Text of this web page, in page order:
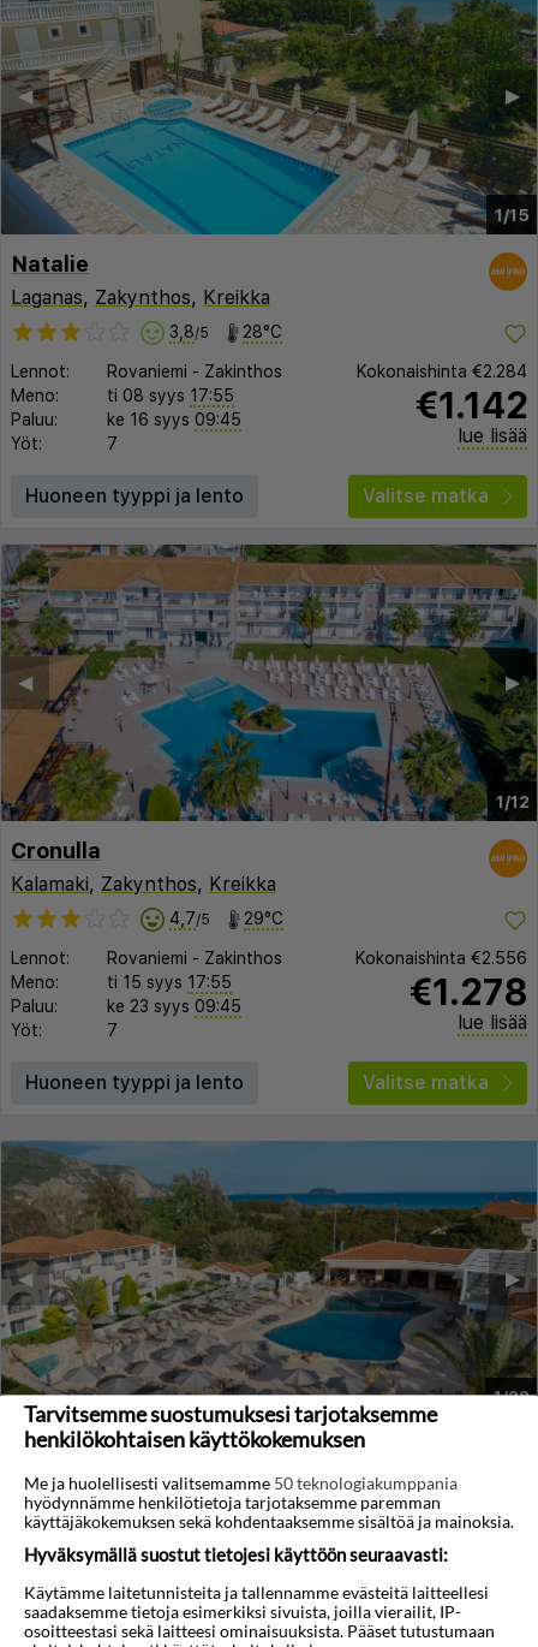
1/15
▶︎
◀︎
Natalie
Laganas, Zakynthos, Kreikka
3,8/5 28°C
Lennot: Rovaniemi - Zakinthos
Meno:
ti 08 syys 17:55
Paluu:
ke 16 syys 09:45
Yöt:
7
Kokonaishinta €2.284
€1.142
lue lisää
Huoneen tyyppi ja lento Valitse matka
1/12
▶︎
◀︎
Cronulla
Kalamaki, Zakynthos, Kreikka
4,7/5 29°C
Lennot: Rovaniemi - Zakinthos
Meno:
ti 15 syys 17:55
Paluu:
ke 23 syys 09:45
Yöt:
7
Kokonaishinta €2.556
€1.278
lue lisää
Huoneen tyyppi ja lento Valitse matka
1/22
▶︎
◀︎
Marelen
Kalamaki,Zakynthos,Kreikka
4,6 /5 30°C
Lennot: Rovaniemi-Zakinthos
Paluu:
ke 16 syys 09:45
Yöt:
7
Kokonaishinta
€1.331
lue lisää
Tarvitsemme suostumuksesi tarjotaksemme
henkilökohtaisen käyttökokemuksen
Me ja huolellisesti valitsemamme 50 teknologiakumppania
hyödynnämme henkilötietoja tarjotaksemme paremman
käyttäjäkokemuksen sekä kohdentaaksemme sisältöä ja mainoksia.
Hyväksymällä suostut tietojesi käyttöön seuraavasti:
Käytämme laitetunnisteita ja tallennamme evästeitä laitteellesi
saadaksemme tietoja esimerkiksi sivuista, joilla vierailit, IP-
osoitteestasi sekä laitteesi ominaisuuksista. Pääset tutustumaan